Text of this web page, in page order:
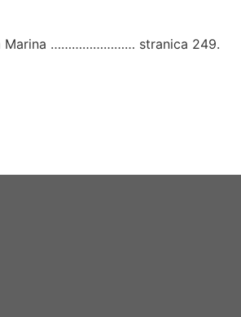
Marina …………………… stranica 249.